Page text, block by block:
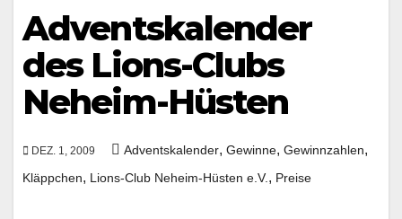
Adventskalender
des Lions-Clubs
Neheim-Hüsten
DEZ. 1, 2009 Adventskalender, Gewinne, Gewinnzahlen,
Kläppchen, Lions-Club Neheim-Hüsten e.V. , Preise